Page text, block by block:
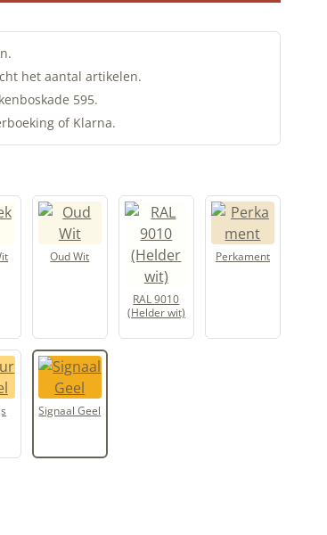
het aantal artikelen.
595.
of Klarna.
Oud Wit
RAL 9010
(Helder wit)
Perkament
Signaal Geel